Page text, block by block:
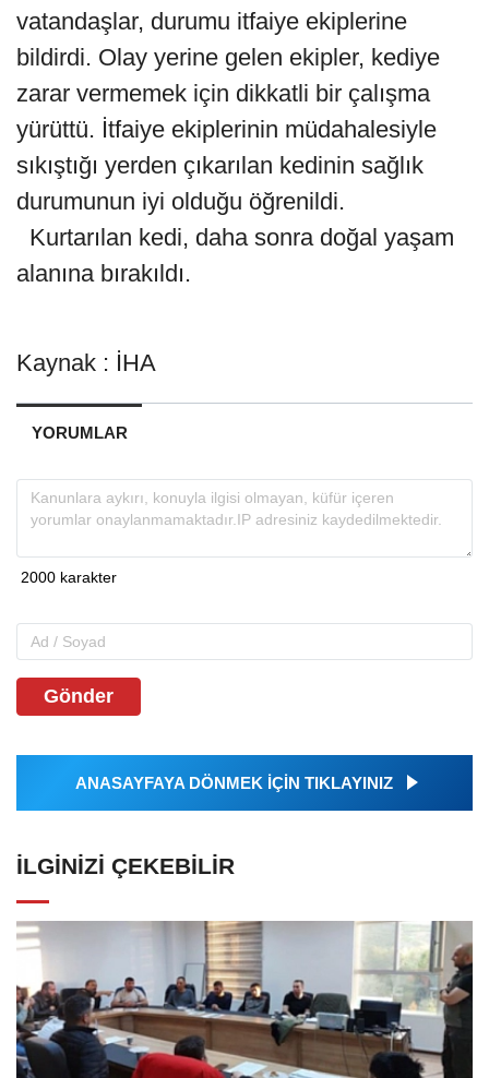
vatandaşlar, durumu itfaiye ekiplerine
bildirdi. Olay yerine gelen ekipler, kediye
zarar vermemek için dikkatli bir çalışma
yürüttü. İtfaiye ekiplerinin müdahalesiyle
sıkıştığı yerden çıkarılan kedinin sağlık
durumunun iyi olduğu öğrenildi.
Kurtarılan kedi, daha sonra doğal yaşam
alanına bırakıldı.
Kaynak : İHA
YORUMLAR
Gönder
ANASAYFAYA DÖNMEK İÇİN TIKLAYINIZ
İLGINIZI ÇEKEBILIR